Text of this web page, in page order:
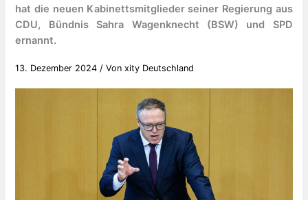
hat die neuen Kabinettsmitglieder seiner Regierung aus
CDU, Bündnis Sahra Wagenknecht (BSW) und SPD
ernannt.
13. Dezember 2024 / Vonxity Deutschland